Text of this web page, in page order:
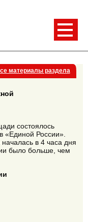
материалы раздела
состоялось
«Единой России».
в 4 часа дня
было больше, чем